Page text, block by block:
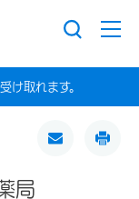
け取れます。
局